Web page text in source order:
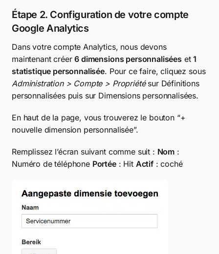
Étape 2. Configuration de votre compte
Google Analytics
Dans votre compte Analytics, nous devons
maintenant créer6 dimensions personnalisées et1
statistique personnalisée. Pour ce faire, cliquez sous
Administration > Compte > Propriétésur Définitions
personnalisées puis sur Dimensions personnalisées.
En haut de la page, vous trouverez le bouton “+
nouvelle dimension personnalisée”.
Remplissez l’écran suivant comme suit : Nom :
Numéro de téléphone Portée: Hit Actif: coché